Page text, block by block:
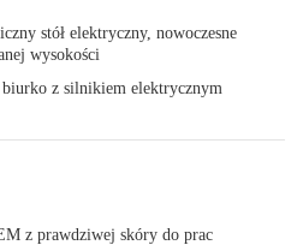
stół elektryczny, nowoczesne
wysokości
z silnikiem elektrycznym
z prawdziwej skóry do prac